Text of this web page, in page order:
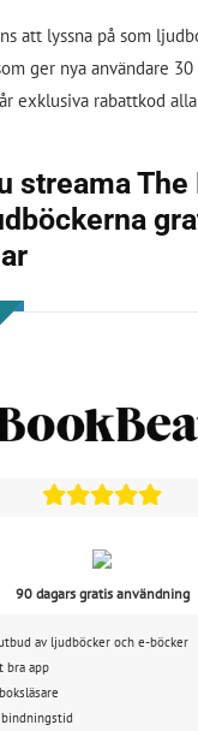
att lyssna på som
ger nya användare
exklusiva rabattkod
streama
90 dagars gratis användning
av ljudböcker och e-böcker
bra app